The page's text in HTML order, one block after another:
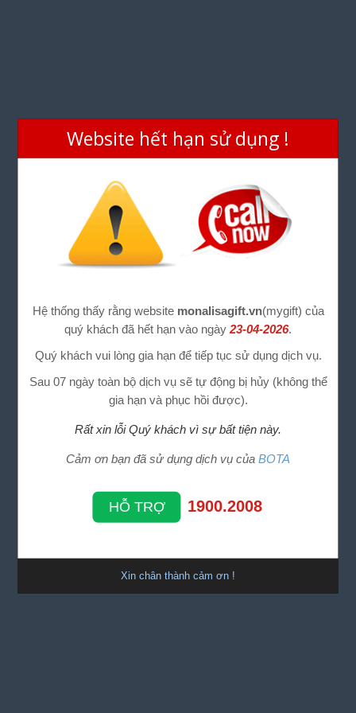
Website hết hạn sử dụng !
Hệ thống thấy rằng website monalisagift.vn(mygift) của
quý khách đã hết hạn vào ngày 23-04-2026.
Quý khách vui lòng gia hạn để tiếp tục sử dụng dịch vụ.
Sau 07 ngày toàn bộ dịch vụ sẽ tự động bị hủy (không thể
gia hạn và phục hồi được).
Rất xin lỗi Quý khách vì sự bất tiện này.
Cảm ơn bạn đã sử dụng dịch vụ của BOTA
HỖ TRỢ 1900.2008
Xin chân thành cảm ơn !